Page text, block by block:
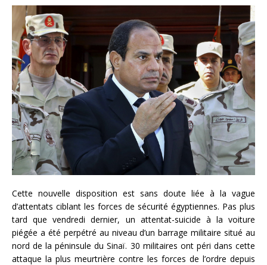
Cette nouvelle disposition est sans doute liée à la vague
d’attentats ciblant les forces de sécurité égyptiennes. Pas plus
tard que vendredi dernier, un attentat-suicide à la voiture
piégée a été perpétré au niveau d’un barrage militaire situé au
nord de la péninsule du Sinaï. 30 militaires ont péri dans cette
attaque la plus meurtrière contre les forces de l’ordre depuis